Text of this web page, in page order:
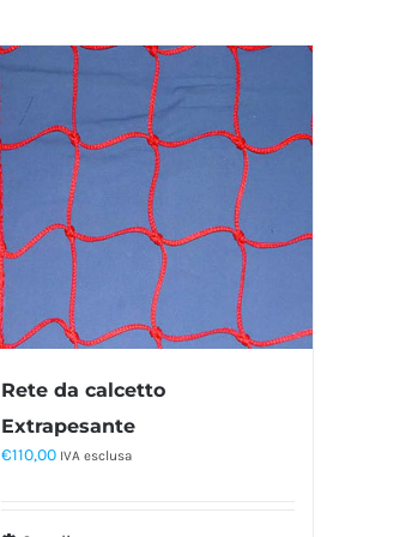
Rete da calcetto
Extrapesante
€110,00 IVA esclusa